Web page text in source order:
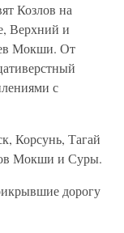
Козлов на
Верхний и
Мокши. От
с
Корсунь, Тагай
Мокши и Суры.
дорогу